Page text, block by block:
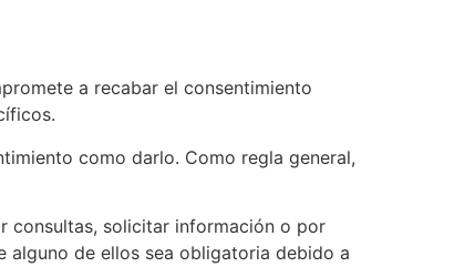
a recabar el consentimiento
como darlo. Como regla general,
consultas, solicitar información o por
alguno de ellos sea obligatoria debido a